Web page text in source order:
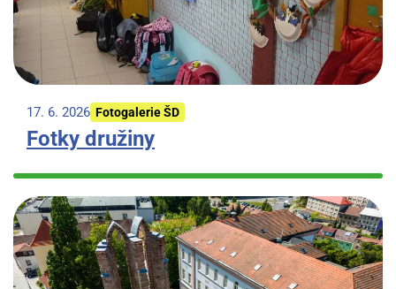
17. 6. 2026 Fotogalerie ŠD
Fotky družiny